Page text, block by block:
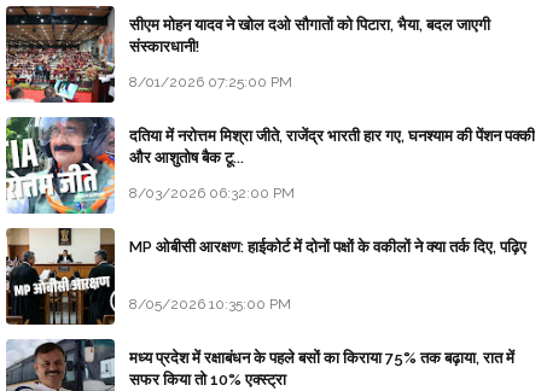
सीएम मोहन यादव ने खोल दओ सौगातों को पिटारा, भैया, बदल जाएगी
संस्कारधानी!
8/01/2026 07:25:00 PM
दतिया में नरोत्तम मिश्रा जीते, राजेंद्र भारती हार गए, घनश्याम की पेंशन पक्की
और आशुतोष बैक टू...
8/03/2026 06:32:00 PM
MP ओबीसी आरक्षण: हाईकोर्ट में दोनों पक्षों के वकीलों ने क्या तर्क दिए, पढ़िए
8/05/2026 10:35:00 PM
मध्य प्रदेश में रक्षाबंधन के पहले बसों का किराया 75% तक बढ़ाया, रात में
सफर किया तो 10% एक्स्ट्रा